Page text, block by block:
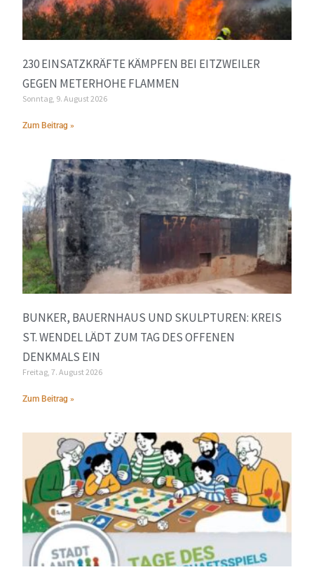
230 EINSATZKRÄFTE KÄMPFEN BEI EITZWEILER
GEGEN METERHOHE FLAMMEN
Sonntag, 9. August 2026
Zum Beitrag »
BUNKER, BAUERNHAUS UND SKULPTUREN: KREIS
ST. WENDEL LÄDT ZUM TAG DES OFFENEN
DENKMALS EIN
Freitag, 7. August 2026
Zum Beitrag »